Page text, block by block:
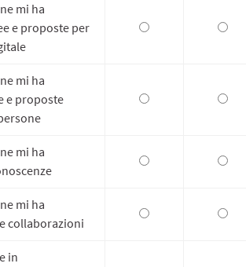
mi ha
e proposte per
mi ha
e proposte
mi ha
mi ha
collaborazioni
in